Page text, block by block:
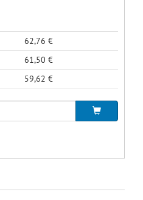
62,76 €
61,50 €
59,62 €